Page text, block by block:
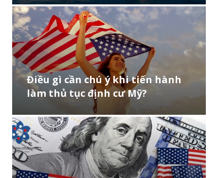
Điều gì cần chú ý khi tiến hành
làm thủ tục định cư Mỹ?